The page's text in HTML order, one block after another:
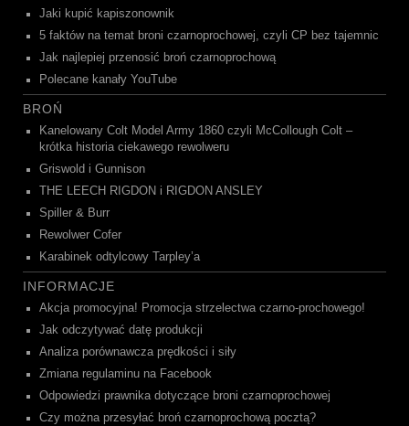
Jaki kupić kapiszonownik
5 faktów na temat broni czarnoprochowej, czyli CP bez tajemnic
Jak najlepiej przenosić broń czarnoprochową
Polecane kanały YouTube
BROŃ
Kanelowany Colt Model Army 1860 czyli McCollough Colt –
krótka historia ciekawego rewolweru
Griswold i Gunnison
THE LEECH RIGDON i RIGDON ANSLEY
Spiller & Burr
Rewolwer Cofer
Karabinek odtylcowy Tarpley’a
INFORMACJE
Akcja promocyjna! Promocja strzelectwa czarno-prochowego!
Jak odczytywać datę produkcji
Analiza porównawcza prędkości i siły
Zmiana regulaminu na Facebook
Odpowiedzi prawnika dotyczące broni czarnoprochowej
Czy można przesyłać broń czarnoprochową pocztą?